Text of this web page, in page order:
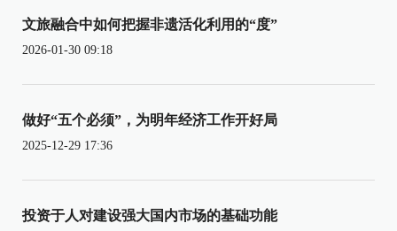
文旅融合中如何把握非遗活化利用的“度”
2026-01-30 09:18
做好“五个必须”，为明年经济工作开好局
2025-12-29 17:36
投资于人对建设强大国内市场的基础功能